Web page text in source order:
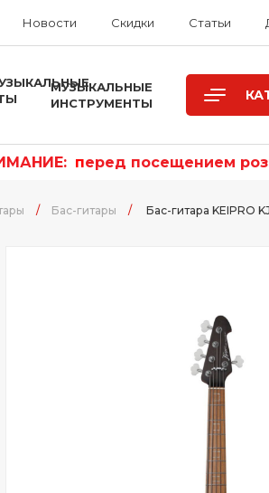
Новости Скидки Статьи
МУЗЫКАЛЬНЫЕ
ИНСТРУМЕНТЫ
перед посещением
/ Бас-гитары / Бас-гитара KEIPRO